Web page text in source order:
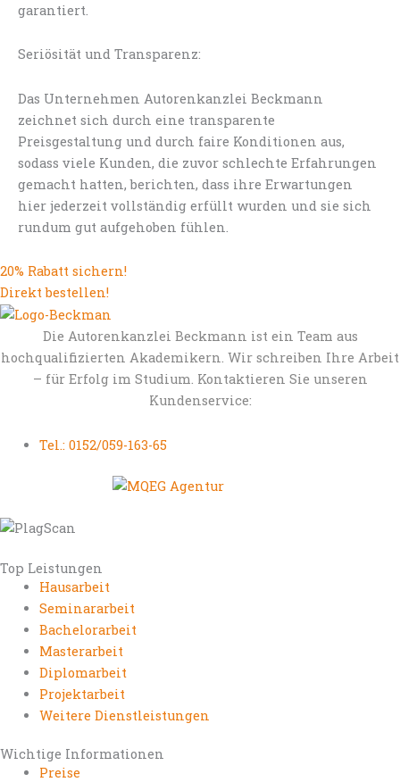
garantiert.
Seriösität und Transparenz:
Das Unternehmen Autorenkanzlei Beckmann
zeichnet sich durch eine transparente
Preisgestaltung und durch faire Konditionen aus,
sodass viele Kunden, die zuvor schlechte Erfahrungen
gemacht hatten, berichten, dass ihre Erwartungen
hier jederzeit vollständig erfüllt wurden und sie sich
rundum gut aufgehoben fühlen.
20% Rabatt sichern!
Direkt bestellen!
Die Autorenkanzlei Beckmann ist ein Team aus
hochqualifizierten Akademikern. Wir schreiben Ihre Arbeit
– für Erfolg im Studium. Kontaktieren Sie unseren
Kundenservice:
Tel.: 0152/059-163-65
Top Leistungen
Hausarbeit
Seminararbeit
Bachelorarbeit
Masterarbeit
Diplomarbeit
Projektarbeit
Weitere Dienstleistungen
Wichtige Informationen
Preise